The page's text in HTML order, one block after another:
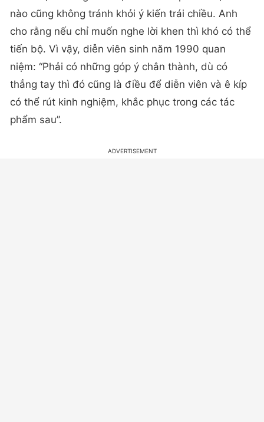
nào cũng không tránh khỏi ý kiến trái chiều. Anh
cho rằng nếu chỉ muốn nghe lời khen thì khó có thể
tiến bộ. Vì vậy, diễn viên sinh năm 1990 quan
niệm: “Phải có những góp ý chân thành, dù có
thẳng tay thì đó cũng là điều để diễn viên và ê kíp
có thể rút kinh nghiệm, khắc phục trong các tác
phẩm sau”.